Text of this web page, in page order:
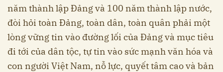
năm thành lập Đảng và 100 năm thành lập nước,
đòi hỏi toàn Đảng, toàn dân, toàn quân phải một
lòng vững tin vào đường lối của Đảng và mục tiêu
đi tới của dân tộc, tự tin vào sức mạnh văn hóa và
con người Việt Nam, nỗ lực, quyết tâm cao và bản